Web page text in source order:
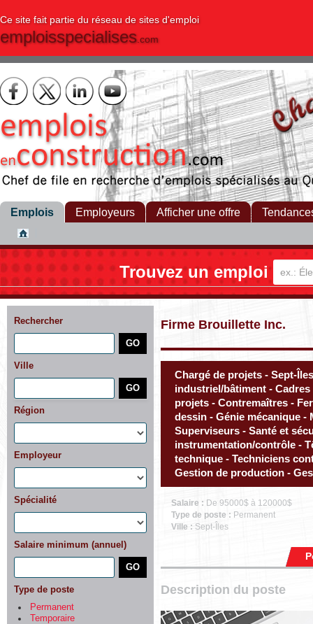
Ce site fait partie du réseau de sites d'emploi
emploisspecialises.com
Emplois Employeurs Afficher une offre
Trouvez un emploi
Rechercher
Ville
Région
Employeur
Spécialité
Salaire minimum (annuel)
Type de poste
Permanent
Temporaire
Firme Brouillette Inc.
Chargé de projets - Sept-Îles - Gestion de projets - Dessin industriel/bâtiment - Cadres - Installations et gestion de projets - Contremaîtres - Ferblanterie - Géomatique et dessin - Génie mécanique -
Salaire : De 95000$ à 120000$
Type de poste : Permanent
Ville : Sept-Îles
Description du poste